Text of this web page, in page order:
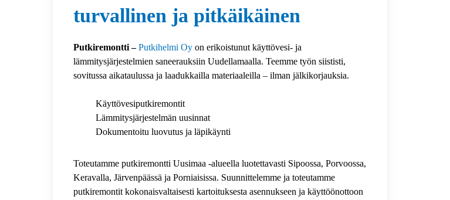
turvallinen ja pitkäikäinen
Putkiremontti – Putkihelmi Oy on erikoistunut käyttövesi- ja
lämmitysjärjestelmien saneerauksiin Uudellamaalla. Teemme työn siististi,
sovitussa aikataulussa ja laadukkailla materiaaleilla – ilman jälkikorjauksia.
Käyttövesiputkiremontit
Lämmitysjärjestelmän uusinnat
Dokumentoitu luovutus ja läpikäynti
Toteutamme putkiremontti Uusimaa -alueella luotettavasti Sipoossa, Porvoossa,
Keravalla, Järvenpäässä ja Porniaisissa. Suunnittelemme ja toteutamme
putkiremontit kokonaisvaltaisesti kartoituksesta asennukseen ja käyttöönottoon